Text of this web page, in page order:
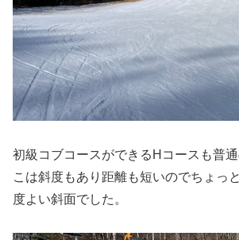
初級コブコースができるHコースも普
こは斜度もあり距離も短いのでちょっ
度よい斜面でした。